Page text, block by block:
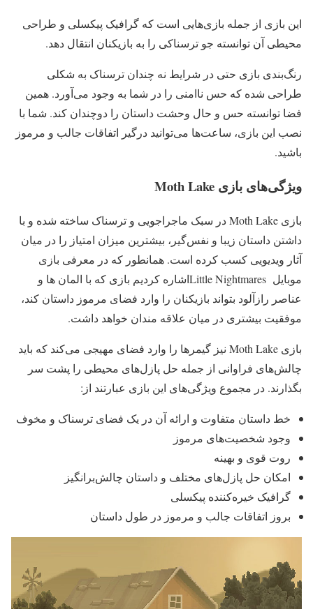
این بازی از جمله بازی‌هایی است که گرافیک پیکسلی و طراحی
محیطی آن توانسته جو ترسناکی را به بازیکنان انتقال دهد.
رنگ‌بندی بازی حتی در شرایط نه چندان ترسناک به شکلی
طراحی شده که حس ناامنی را در شما به وجود می‌آورد. همین
فضا توانسته حس و حال وحشت داستان را دوچندان کند. شما با
نصب این بازی، ساعت‌ها می‌توانید درگیر اتفاقات جالب و مرموز
باشید.
ویژگی‌های بازی Moth Lake
بازی Moth Lake در سبک ماجراجویی و ترسناک ساخته شده و با
داشتن داستان زیبا و نفس‌گیر، بیشترین میزان امتیاز را در میان
آثار ویدیویی کسب کرده است. همانطور که در معرفی بازی
موبایل Little Nightmaresاشاره کردیم بازی که با المان ها و
عناصر رازآلود بتواند بازیکنان را وارد فضای مرموز داستان کند،
موفقیت بیشتری در میان علاقه مندان خواهد داشت.
بازی Moth Lake نیز گیمرها را وارد فضای مهیجی می‌کند که باید
چالش‌های فراوانی از جمله حل پازل‌های محیطی را پشت سر
بگذارند. در مجموع ویژگی‌های این بازی عبارتند از:
خط داستان متفاوت و ارائه آن در یک فضای ترسناک و مخوف
وجود شخصیت‌های مرموز
روت قوی و بهینه
امکان حل پازل‌های مختلف و داستان چالش‌برانگیز
گرافیک خیره‌کننده پیکسلی
بروز اتفاقات جالب و مرموز در طول داستان